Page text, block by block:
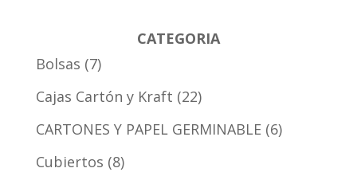
CATEGORIA
Bolsas 7
Cajas Cartón y Kraft 22
CARTONES Y PAPEL GERMINABLE 6
Cubiertos 8